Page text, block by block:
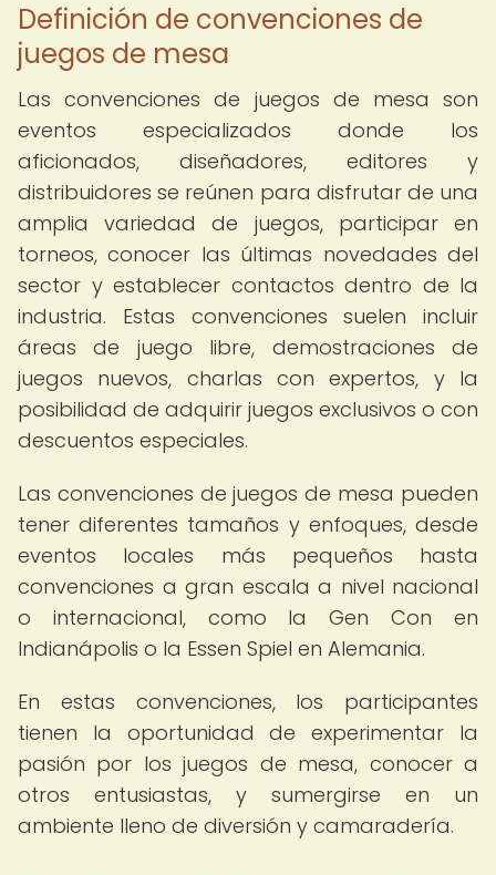
Definición de convenciones de
juegos de mesa
Las convenciones de juegos de mesa son
eventos especializados donde los
aficionados, diseñadores, editores y
distribuidores se reúnen para disfrutar de una
amplia variedad de juegos, participar en
torneos, conocer las últimas novedades del
sector y establecer contactos dentro de la
industria. Estas convenciones suelen incluir
áreas de juego libre, demostraciones de
juegos nuevos, charlas con expertos, y la
posibilidad de adquirir juegos exclusivos o con
descuentos especiales.
Las convenciones de juegos de mesa pueden
tener diferentes tamaños y enfoques, desde
eventos locales más pequeños hasta
convenciones a gran escala a nivel nacional
o internacional, como la Gen Con en
Indianápolis o la Essen Spiel en Alemania.
En estas convenciones, los participantes
tienen la oportunidad de experimentar la
pasión por los juegos de mesa, conocer a
otros entusiastas, y sumergirse en un
ambiente lleno de diversión y camaradería.